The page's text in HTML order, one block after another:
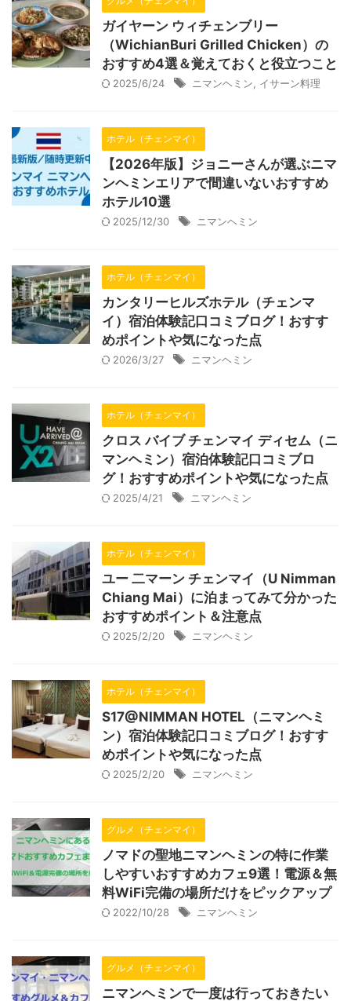
ガイヤーン ウィチェンブリー
（WichianBuri Grilled Chicken）の
おすすめ4選＆覚えておくと役立つこと
2025/6/24 ニマンヘミン, イサーン料理
ホテル（チェンマイ）
【2026年版】ジョニーさんが選ぶニマ
ンヘミンエリアで間違いないおすすめ
ホテル10選
2025/12/30 ニマンヘミン
ホテル（チェンマイ）
カンタリーヒルズホテル（チェンマ
イ）宿泊体験記口コミブログ！おすす
めポイントや気になった点
2026/3/27 ニマンヘミン
ホテル（チェンマイ）
クロス バイブ チェンマイ ディセム（ニ
マンヘミン）宿泊体験記口コミブロ
グ！おすすめポイントや気になった点
2025/4/21 ニマンヘミン
ホテル（チェンマイ）
ユー 二マーン チェンマイ（U Nimman
Chiang Mai）に泊まってみて分かった
おすすめポイント＆注意点
2025/2/20 ニマンヘミン
ホテル（チェンマイ）
S17@NIMMAN HOTEL（ニマンヘミ
ン）宿泊体験記口コミブログ！おすす
めポイントや気になった点
2025/2/20 ニマンヘミン
グルメ（チェンマイ）
ノマドの聖地ニマンヘミンの特に作業
しやすいおすすめカフェ9選！電源＆無
料WiFi完備の場所だけをピックアップ
2022/10/28 ニマンヘミン
グルメ（チェンマイ）
ニマンヘミンで一度は行っておきたい